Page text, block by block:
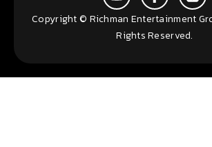
Copyright © Richman Entertainment
Rights Reserved.